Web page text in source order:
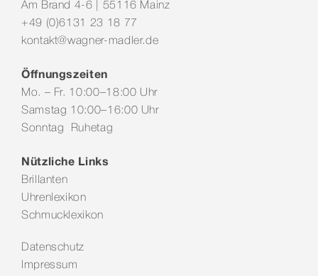
Am Brand 4-6 | 55116 Mainz
+49 (0)6131 23 18 77
kontakt@wagner-madler.de
Öffnungszeiten
Mo. – Fr. 10:00–18:00 Uhr
Samstag 10:00–16:00 Uhr
Sonntag Ruhetag
Nützliche Links
Brillanten
Uhrenlexikon
Schmucklexikon
Datenschutz
Impressum